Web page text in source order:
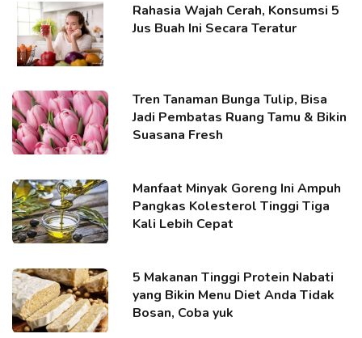
Rahasia Wajah Cerah, Konsumsi 5
Jus Buah Ini Secara Teratur
Tren Tanaman Bunga Tulip, Bisa
Jadi Pembatas Ruang Tamu & Bikin
Suasana Fresh
Manfaat Minyak Goreng Ini Ampuh
Pangkas Kolesterol Tinggi Tiga
Kali Lebih Cepat
5 Makanan Tinggi Protein Nabati
yang Bikin Menu Diet Anda Tidak
Bosan, Coba yuk